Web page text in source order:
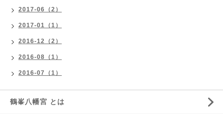
2017-06（2）
2017-01（1）
2016-12（2）
2016-08（1）
2016-07（1）
鶴峯八幡宮 とは